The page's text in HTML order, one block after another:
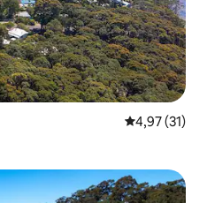
Gemiddelde
4,97 (31)